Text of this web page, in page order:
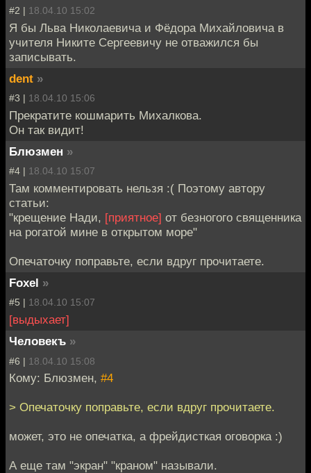
#2 | 18.04.10 15:02
Я бы Льва Николаевича и Фёдора Михайловича в
учителя Никите Сергеевичу не отважился бы
записывать.
dent »
#3 | 18.04.10 15:06
Прекратите кошмарить Михалкова.
Он так видит!
Блюзмен »
#4 | 18.04.10 15:07
Там комментировать нельзя :( Поэтому автору
статьи:
"крещение Нади, [приятное] от безногого священника
на рогатой мине в открытом море"
Опечаточку поправьте, если вдруг прочитаете.
Foxel »
#5 | 18.04.10 15:07
[выдыхает]
Человекъ »
#6 | 18.04.10 15:08
Кому: Блюзмен, #4
> Опечаточку поправьте, если вдруг прочитаете.
может, это не опечатка, а фрейдисткая оговорка :)
А еще там "экран" "краном" называли.